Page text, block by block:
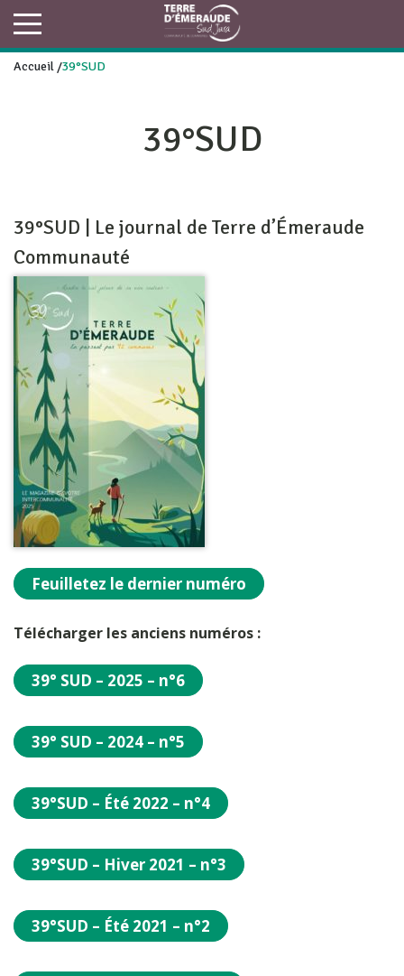
Accueil /39°SUD
39°SUD
39°SUD | Le journal de Terre d’Émeraude
Communauté
Feuilletez le dernier numéro
Télécharger les anciens numéros :
39° SUD – 2025 – n°6
39° SUD – 2024 – n°5
39°SUD – Été 2022 – n°4
39°SUD – Hiver 2021 – n°3
39°SUD – Été 2021 – n°2